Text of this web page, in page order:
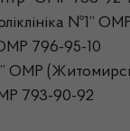
№1”
796-95-10
793-90-92